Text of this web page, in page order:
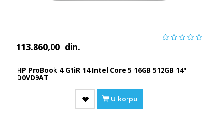
113.860,00 din.
HP ProBook 4 G1iR 14 Intel Core 5 16GB 512GB 14"
D0VD9AT
U korpu